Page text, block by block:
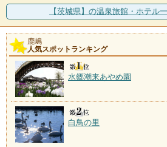
【茨城県】の温泉旅館・ホテル
鹿嶋
人気スポットランキング
水郷潮来あやめ園
白鳥の里